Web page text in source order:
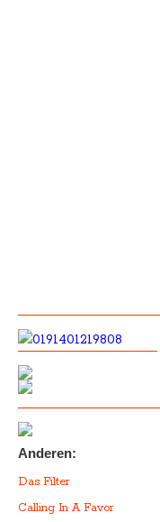
Anderen:
Das Filter
Calling In A Favor